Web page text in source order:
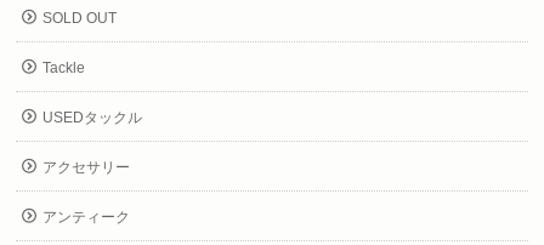
SOLD OUT
Tackle
USEDタックル
アクセサリー
アンティーク